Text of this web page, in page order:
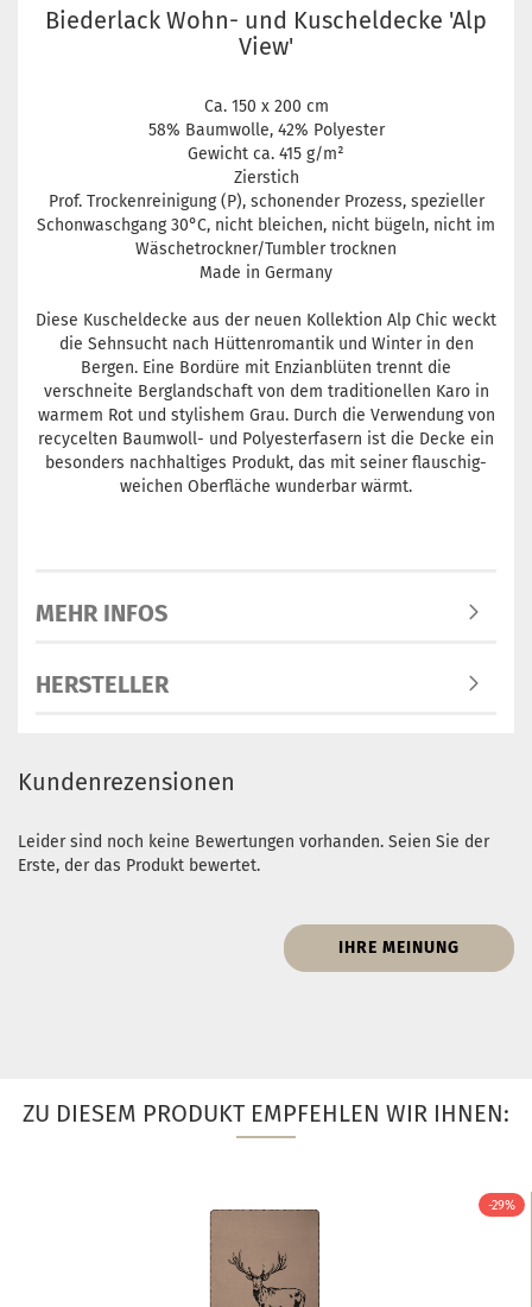
Biederlack Wohn- und Kuscheldecke 'Alp
View'
Ca. 150 x 200 cm
58% Baumwolle, 42% Polyester
Gewicht ca. 415 g/m²
Zierstich
Prof. Trockenreinigung (P), schonender Prozess, spezieller
Schonwaschgang 30°C, nicht bleichen, nicht bügeln, nicht im
Wäschetrockner/Tumbler trocknen
Made in Germany
Diese Kuscheldecke aus der neuen Kollektion Alp Chic weckt
die Sehnsucht nach Hüttenromantik und Winter in den
Bergen. Eine Bordüre mit Enzianblüten trennt die
verschneite Berglandschaft von dem traditionellen Karo in
warmem Rot und stylishem Grau. Durch die Verwendung von
recycelten Baumwoll- und Polyesterfasern ist die Decke ein
besonders nachhaltiges Produkt, das mit seiner flauschig-
weichen Oberfläche wunderbar wärmt.
MEHR INFOS
HERSTELLER
Kundenrezensionen
Leider sind noch keine Bewertungen vorhanden. Seien Sie der
Erste, der das Produkt bewertet.
IHRE MEINUNG
ZU DIESEM PRODUKT EMPFEHLEN WIR IHNEN:
-29%